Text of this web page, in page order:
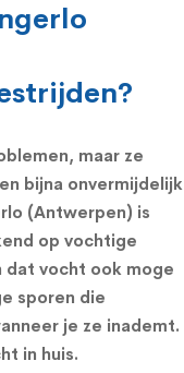
maar ze
bijna onvermijdelijk
(Antwerpen) is
op vochtige
dat vocht ook moge
sporen die
je ze inademt.
in huis.